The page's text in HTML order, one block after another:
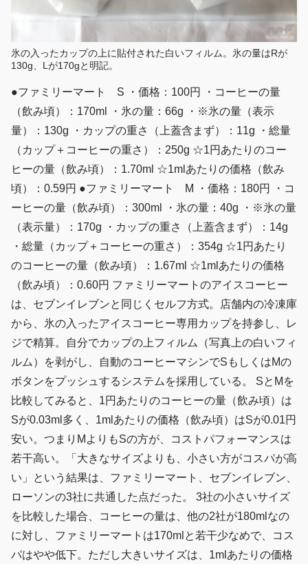
氷の入ったカップの上に貼付された白いフィルム。氷の量はRが
130g、Lが170gと明記。
●ファミリーマート S ・価格：100円 ・コーヒーの量
（飲み頃）：170ml ・氷の量：66g ・※氷の量（表示
量）：130g ・カップの重さ（上蓋含まず）：11g ・総量
（カップ＋コーヒーの重さ）：250g ☆1円あたりのコー
ヒーの量（飲み頃）：1.70ml ☆1mlあたりの価格（飲み
頃）：0.59円 ●ファミリーマート M ・価格：180円 ・コ
ーヒーの量（飲み頃）：300ml ・氷の量：40g ・※氷の量
（表示量）：170g ・カップの重さ（上蓋含まず）：14g
・総量（カップ＋コーヒーの重さ）：354g ☆1円あたり
のコーヒーの量（飲み頃）：1.67ml ☆1mlあたりの価格
（飲み頃）：0.60円 ファミリーマートのアイスコーヒー
は、セブンイレブンと同じくセルフ方式。店舗内の冷凍庫
から、氷の入ったアイスコーヒー専用カップを持参し、レ
ジで精算。自分でカップの上フィルム（写真上の白いフィ
ルム）を剥がし、自動のコーヒーマシンでSもしくはMの
ボタンをプッシュするシステムを採用している。 SとMを
比較してみると、1円あたりのコーヒーの量（飲み頃）は
Sが0.03ml多く、1mlあたりの価格（飲み頃）はSが0.01円
安い。つまりMよりもSの方が、コストパフォーマンスは
若干高い。「大きなサイズよりも、小さい方がコスパが高
い」という結果は、ファミリーマート、セブンイレブン、
ローソンの3社に共通した点だった。 3社の小さいサイズ
を比較した場合、コーヒーの量は、他の2社が180mlなの
に対し、ファミリーマートは170mlと若干少なめで、コス
パはやや低下。ただし大きいサイズは、1mlあたりの価格